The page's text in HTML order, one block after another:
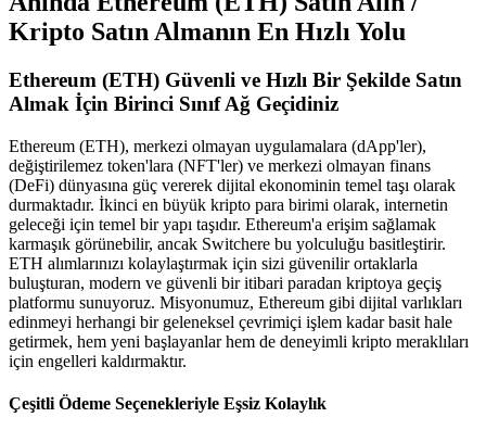
Kripto Satın Almanın En Hızlı Yolu
Ethereum (ETH) Güvenli ve Hızlı Bir Şekilde Satın
Almak İçin Birinci Sınıf Ağ Geçidiniz
Ethereum (ETH), merkezi olmayan uygulamalara (dApp'ler),
değiştirilemez token'lara (NFT'ler) ve merkezi olmayan finans
(DeFi) dünyasına güç vererek dijital ekonominin temel taşı olarak
durmaktadır. İkinci en büyük kripto para birimi olarak, internetin
geleceği için temel bir yapı taşıdır. Ethereum'a erişim sağlamak
karmaşık görünebilir, ancak Switchere bu yolculuğu basitleştirir.
ETH alımlarınızı kolaylaştırmak için sizi güvenilir ortaklarla
buluşturan, modern ve güvenli bir itibari paradan kriptoya geçiş
platformu sunuyoruz. Misyonumuz, Ethereum gibi dijital varlıkları
edinmeyi herhangi bir geleneksel çevrimiçi işlem kadar basit hale
getirmek, hem yeni başlayanlar hem de deneyimli kripto meraklıları
için engelleri kaldırmaktır.
Çeşitli Ödeme Seçenekleriyle Eşsiz Kolaylık